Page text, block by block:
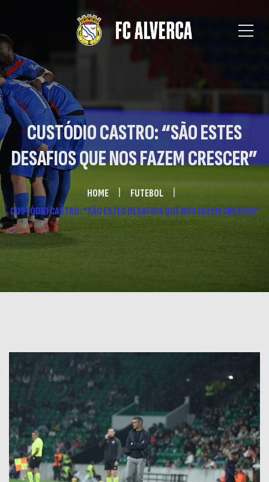
CUSTÓDIO CASTRO: “SÃO ESTES
DESAFIOS QUE NOS FAZEM CRESCER”
HOME
FUTEBOL
CUSTÓDIO CASTRO: “SÃO ESTES DESAFIOS QUE NOS FAZEM CRESCER”